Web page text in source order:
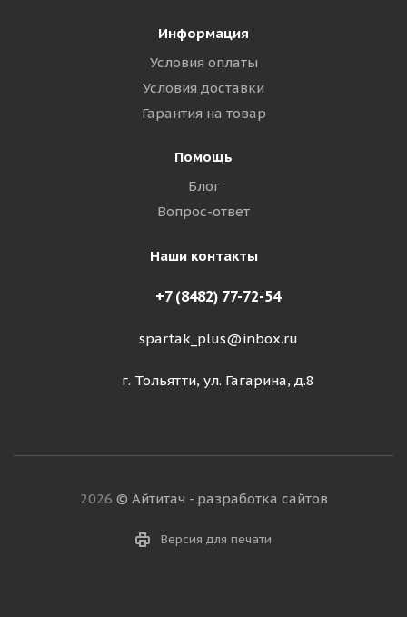
Информация
Условия оплаты
Условия доставки
Гарантия на товар
Помощь
Блог
Вопрос-ответ
Наши контакты
+7 (8482) 77-72-54
spartak_plus@inbox.ru
г. Тольятти, ул. Гагарина, д.8
2026 © Айтитач - разработка сайтов
Версия для печати